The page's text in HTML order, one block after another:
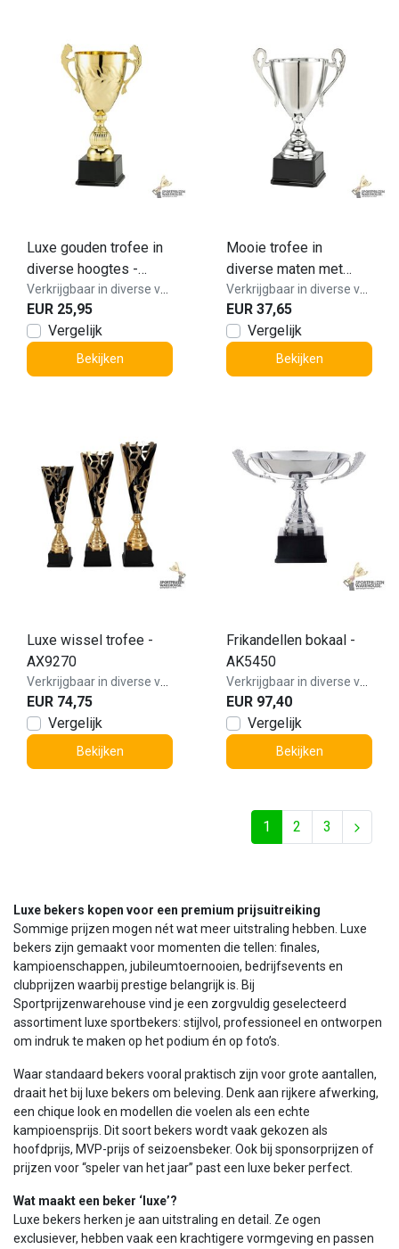
Luxe gouden trofee in
diverse hoogtes -
ML.046
EUR 25,95
Vergelijk
Bekijken
Mooie trofee in
diverse maten met
oortjes - LT.081
EUR 37,65
Vergelijk
Bekijken
Luxe wissel trofee -
AX9270
EUR 74,75
Vergelijk
Bekijken
Frikandellen bokaal -
AK5450
EUR 97,40
Vergelijk
Bekijken
1 2 3
Luxe bekers kopen voor een premium prijsuitreiking
Sommige prijzen mogen nét wat meer uitstraling hebben. Luxe
bekers zijn gemaakt voor momenten die tellen: finales,
kampioenschappen, jubileumtoernooien, bedrijfsevents en
clubprijzen waarbij prestige belangrijk is. Bij
Sportprijzenwarehouse vind je een zorgvuldig geselecteerd
assortiment luxe sportbekers: stijlvol, professioneel en ontworpen
om indruk te maken op het podium én op foto’s.
Waar standaard bekers vooral praktisch zijn voor grote aantallen,
draait het bij luxe bekers om beleving. Denk aan rijkere afwerking,
een chique look en modellen die voelen als een echte
kampioensprijs. Dit soort bekers wordt vaak gekozen als
hoofdprijs, MVP-prijs of seizoensbeker. Ook bij sponsorprijzen of
prijzen voor “speler van het jaar” past een luxe beker perfect.
Wat maakt een beker ‘luxe’?
Luxe bekers herken je aan uitstraling en detail. Ze ogen
exclusiever, hebben vaak een krachtigere vormgeving en passen